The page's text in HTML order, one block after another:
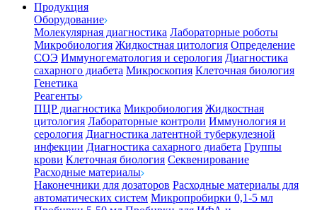
Продукция
Оборудование
Молекулярная диагностика Лабораторные роботы
Микробиология Жидкостная цитология Определение
СОЭ Иммуногематология и серология Диагностика
сахарного диабета Микроскопия Клеточная биология
Генетика
Реагенты
ПЦР диагностика Микробиология Жидкостная
цитология Лабораторные контроли Иммунология и
серология Диагностика латентной туберкулезной
инфекции Диагностика сахарного диабета Группы
крови Клеточная биология Секвенирование
Расходные материалы
Наконечники для дозаторов Расходные материалы для
автоматических систем Микропробирки 0,1-5 мл